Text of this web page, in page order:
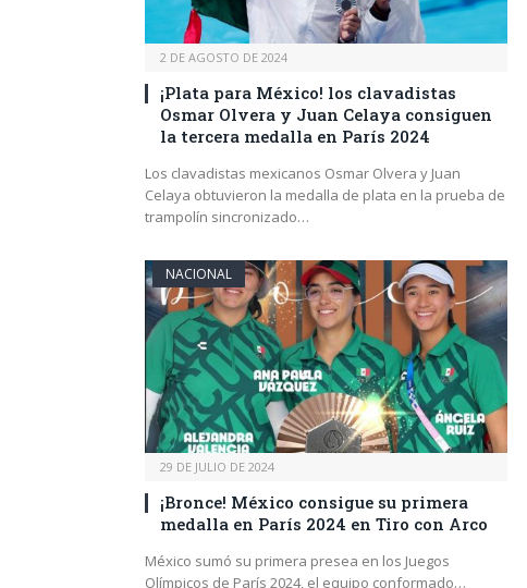
2 DE AGOSTO DE 2024
¡Plata para México! los clavadistas
Osmar Olvera y Juan Celaya consiguen
la tercera medalla en París 2024
Los clavadistas mexicanos Osmar Olvera y Juan
Celaya obtuvieron la medalla de plata en la prueba de
trampolín sincronizado…
NACIONAL
29 DE JULIO DE 2024
¡Bronce! México consigue su primera
medalla en París 2024 en Tiro con Arco
México sumó su primera presea en los Juegos
Olímpicos de París 2024, el equipo conformado…